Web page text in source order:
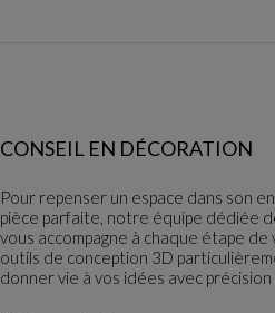
CONSEIL EN DÉCORATION
Pour repenser un espace dans son
pièce parfaite, notre équipe dédiée
vous accompagne à chaque étape
outils de conception 3D
donner vie à vos idées avec